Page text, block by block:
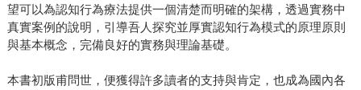
望可以為認知行為療法提供一個清楚而明確的架構，透過實務中
真實案例的說明，引導吾人探究並厚實認知行為模式的原理原則
與基本概念，完備良好的實務與理論基礎。
本書初版甫問世，便獲得許多讀者的支持與肯定，也成為國內各